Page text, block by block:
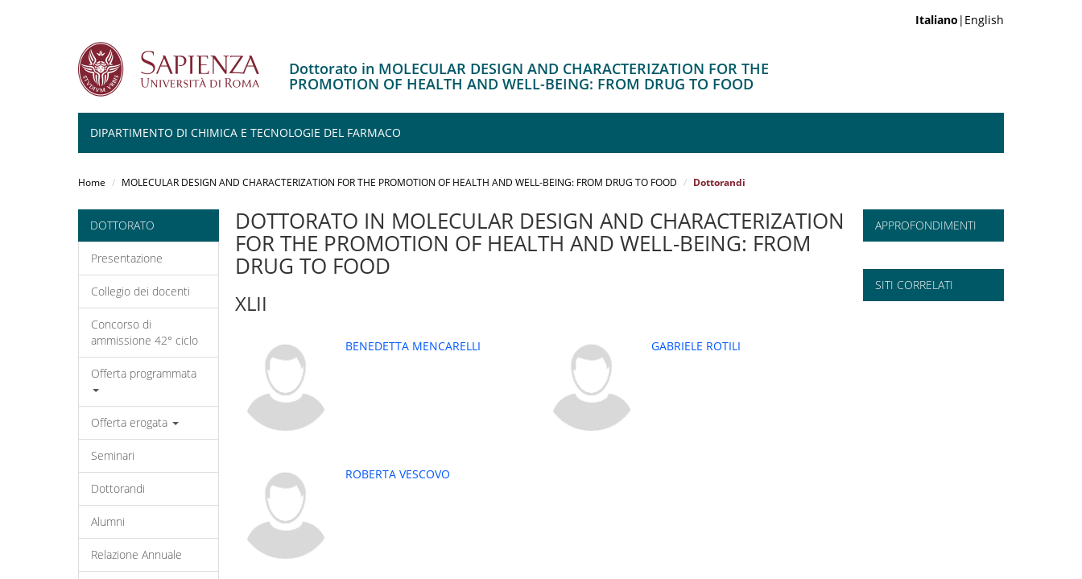
Italiano |English
Dottorato in MOLECULAR DESIGN AND CHARACTERIZATION FOR THE
PROMOTION OF HEALTH AND WELL-BEING: FROM DRUG TO FOOD
DIPARTIMENTO DI CHIMICA E TECNOLOGIE DEL FARMACO
Home MOLECULAR DESIGN AND CHARACTERIZATION FOR THE PROMOTION OF HEALTH AND WELL-BEING: FROM DRUG TO FOOD Dottorandi
DOTTORATO
Presentazione
Collegio dei docenti
Concorso di
ammissione 42° ciclo
Offerta programmata
Offerta erogata
Seminari
Dottorandi
Alumni
Relazione Annuale
DOTTORATO IN MOLECULAR DESIGN AND CHARACTERIZATION
FOR THE PROMOTION OF HEALTH AND WELL-BEING: FROM
DRUG TO FOOD
XLII
BENEDETTA MENCARELLI GABRIELE ROTILI
ROBERTA VESCOVO
APPROFONDIMENTI
SITI CORRELATI